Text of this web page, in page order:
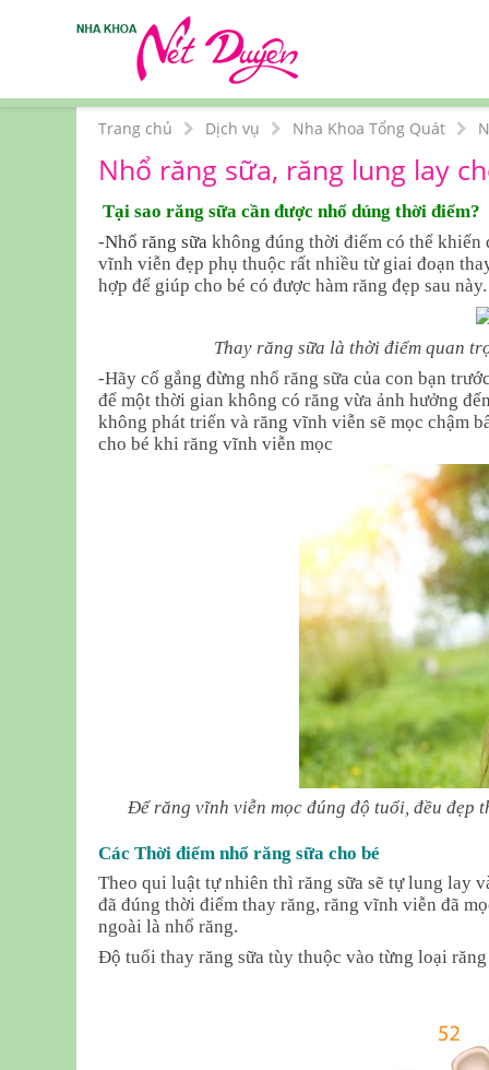
Trang chủ Dịch vụ Nha Khoa Tổng Quát
Nhổ răng sữa, răng lung lay
Tại sao răng sữa cần được nhổ dúng thời điểm?
-Nhổ răng sữa không đúng thời điểm có thể khiến
vĩnh viễn đẹp phụ thuộc rất nhiều từ giai đoạn
hợp để giúp cho bé có được hàm răng đẹp sau
Thay răng sữa là thời điểm quan
-Hãy cố gắng đừng nhổ răng sữa của con bạn
để một thời gian không có răng vừa ảnh hưởng
không phát triển và răng vĩnh viễn sẽ mọc chậm
cho bé khi răng vĩnh viễn mọc
Để răng vĩnh viễn mọc đúng độ tuổi, đều đẹp
Các Thời điểm nhổ răng sữa cho bé
Theo qui luật tự nhiên thì răng sữa sẽ tự lung lay
đã đúng thời điểm thay răng, răng vĩnh viễn đã
ngoài là nhổ răng.
Độ tuổi thay răng sữa tùy thuộc vào từng loại